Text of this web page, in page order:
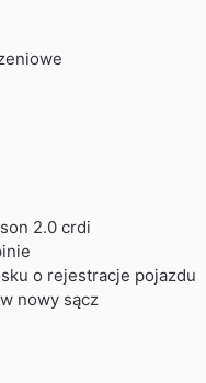
2.0 crdi
o rejestracje pojazdu
nowy sącz